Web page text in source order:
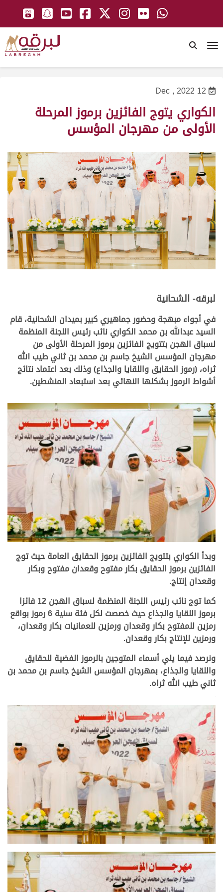
12 Dec , 2022
الكواري يتوج الفائزين برموز المرحلة
الأولى من مهرجان المؤسس
لبرقه- الشحانية
في أجواء مبهجة وحضور جماهيري كبير بميدان الشحانية، قام
السيد عبدالله بن محمد الكواري نائب رئيس اللجنة المنظمة
لسباق الهجن بتتويج الفائزين برموز المرحلة الأولى من
مهرجان المؤسس الشيخ جاسم بن محمد بن ثاني طيب الله
ثراه، (رموز الحقايق واللقايا والجذاع) وذلك بعد اعتماد نتائج
أشواط الرموز بشكلها النهائي بعد استبعاد المنشطين.
>
وبدأ الكواري بتتويج الفائزين برموز الحقايق العامة حيث توج
الفائزين برموز الحقايق بكار مفتوح وقعدان مفتوح وبكار
وقعدان إنتاج.
كما توج نائب رئيس اللجنة المنظمة لسباق الهجن 12 فائزا
برموز اللقايا والجذاع حيث خصصت لكل فئة سنية 6 رموز بواقع
رمزين للمفتوح بكار وقعدان ورمزين للعمانيات بكار وقعدان،
ورمزين للإنتاج بكار وقعدان.
ونرصد فيما يلي أسماء المتوجين بالرموز الفضية للحقايق
واللقايا والجذاع، بمهرجان المؤسس الشيخ جاسم بن محمد بن
ثاني طيب الله ثراه.
>